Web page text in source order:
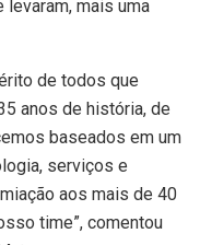
mais uma
de todos que
anos de história, de
baseados em um
serviços e
aos mais de 40
time”, comentou